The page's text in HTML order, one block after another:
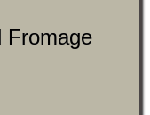
Fromage